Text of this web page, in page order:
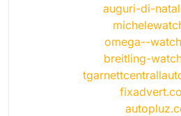
auguri-di-
omega--
breitling-